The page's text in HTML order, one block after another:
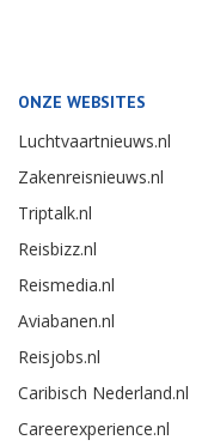
ONZE WEBSITES
Luchtvaartnieuws.nl
Zakenreisnieuws.nl
Triptalk.nl
Reisbizz.nl
Reismedia.nl
Aviabanen.nl
Reisjobs.nl
Caribisch Nederland.nl
Careerexperience.nl